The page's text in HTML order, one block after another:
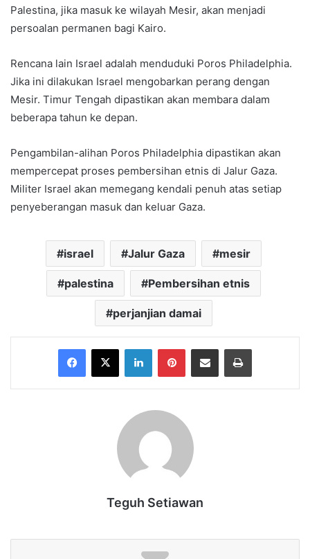
Palestina, jika masuk ke wilayah Mesir, akan menjadi
persoalan permanen bagi Kairo.
Rencana lain Israel adalah menduduki Poros Philadelphia.
Jika ini dilakukan Israel mengobarkan perang dengan
Mesir. Timur Tengah dipastikan akan membara dalam
beberapa tahun ke depan.
Pengambilan-alihan Poros Philadelphia dipastikan akan
mempercepat proses pembersihan etnis di Jalur Gaza.
Militer Israel akan memegang kendali penuh atas setiap
penyeberangan masuk dan keluar Gaza.
israel Jalur Gaza mesir
palestina Pembersihan etnis
perjanjian damai
Facebook
X LinkedInPinterestShare via Email Print
Teguh Setiawan